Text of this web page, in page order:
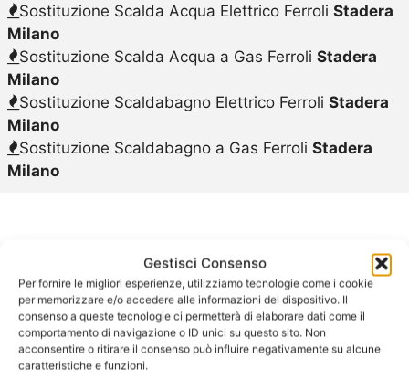
Gestisci Consenso
Per fornire le migliori esperienze, utilizziamo tecnologie come i cookie
per memorizzare e/o accedere alle informazioni del dispositivo. Il
consenso a queste tecnologie ci permetterà di elaborare dati come il
comportamento di navigazione o ID unici su questo sito. Non
acconsentire o ritirare il consenso può influire negativamente su alcune
caratteristiche e funzioni.
Sostituzione Scalda Acqua Elettrico Ferroli Stadera
Milano
Sostituzione Scalda Acqua a Gas Ferroli Stadera
Milano
Sostituzione Scaldabagno Elettrico Ferroli Stadera
Milano
Sostituzione Scaldabagno a Gas Ferroli Stadera
Milano
Scaldabagno
Elettrico Ferroli